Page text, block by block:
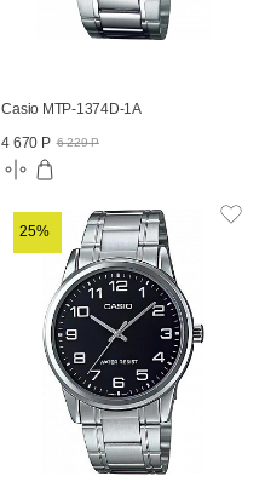
Casio MTP-1374D-1A
4 670 Р 6 229 Р
25%